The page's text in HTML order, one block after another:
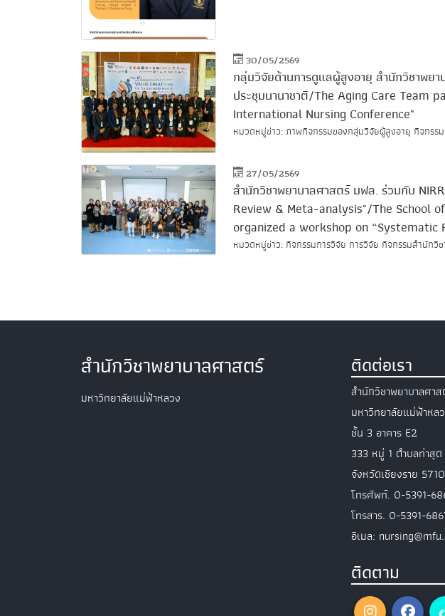
30/05/2569
กลุ่มวิจัยด้านการดูแลผู้สูงอายุ สำนักวิชาพย
ประชุมนานาชาติ/The Aging Care Team
International Nursing Conference"
หมวดหมู่ข่าว: ภาพกิจกรรมของกลุ่มวิจัยผู้สูงอายุ กิจกรร
27/05/2569
สำนักวิชาพยาบาลศาสตร์ มฟล. ร่วมกับ
Review & Meta-analysis"/The School
organized a workshop on “Systematic
หมวดหมู่ข่าว: กิจกรรมการวิจัย การวิจัย กิจกรรมสำนักวิช
สำนักวิชาพยาบาลศาสตร์
มหาวิทยาลัยแม่ฟ้าหลวง
ติดต่อเรา
สำนักวิชาพยาบาลศา
มหาวิทยาลัยแม่ฟ้าหล
ชั้น 3 อาคาร E2
333 หมู่ 1 ตำบลท่าสุด
จังหวัดเชียงราย
โทรศัพท์. 0-5391-
โทรสาร. 0-5391-
อีเมล:
ติดตาม